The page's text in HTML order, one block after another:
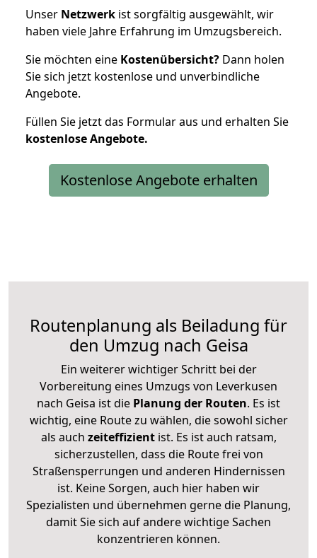
Unser Netzwerk ist sorgfältig ausgewählt, wir
haben viele Jahre Erfahrung im Umzugsbereich.
Sie möchten eine Kostenübersicht? Dann holen
Sie sich jetzt kostenlose und unverbindliche
Angebote.
Füllen Sie jetzt das Formular aus und erhalten Sie
kostenloseAngebote.
Kostenlose Angebote erhalten
Routenplanung als Beiladung für
den Umzug nach Geisa
Ein weiterer wichtiger Schritt bei der
Vorbereitung eines Umzugs von Leverkusen
nach Geisa ist die Planung der Routen. Es ist
wichtig, eine Route zu wählen, die sowohl sicher
als auch zeiteffizientist. Es ist auch ratsam,
sicherzustellen, dass die Route frei von
Straßensperrungen und anderen Hindernissen
ist. Keine Sorgen, auch hier haben wir
Spezialisten und übernehmen gerne die Planung,
damit Sie sich auf andere wichtige Sachen
konzentrieren können.